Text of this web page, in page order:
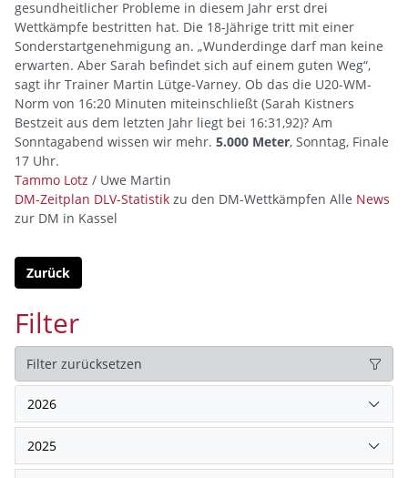
gesundheitlicher Probleme in diesem Jahr erst drei
Wettkämpfe bestritten hat. Die 18-Jährige tritt mit einer
Sonderstartgenehmigung an. „Wunderdinge darf man keine
erwarten. Aber Sarah befindet sich auf einem guten Weg“,
sagt ihr Trainer Martin Lütge-Varney. Ob das die U20-WM-
Norm von 16:20 Minuten miteinschließt (Sarah Kistners
Bestzeit aus dem letzten Jahr liegt bei 16:31,92)? Am
Sonntagabend wissen wir mehr. 5.000 Meter, Sonntag, Finale
17 Uhr.
Tammo Lotz / Uwe Martin
DM-Zeitplan DLV-Statistik zu den DM-Wettkämpfen Alle News
zur DM in Kassel
Zurück
Filter
Filter zurücksetzen
2026
2025